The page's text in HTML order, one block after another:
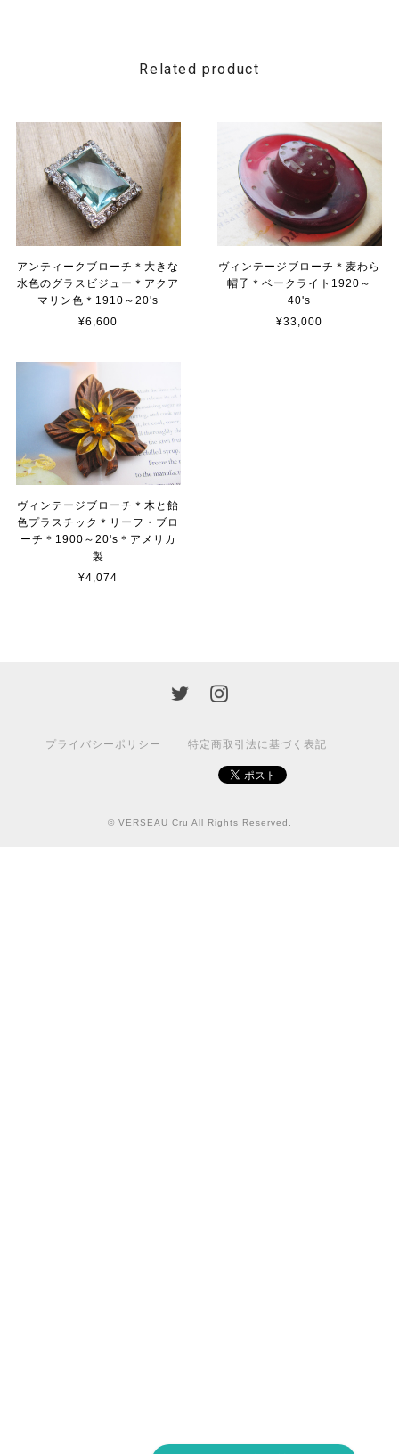
Related product
アンティークブローチ＊大きな
水色のグラスビジュー＊アクア
マリン色＊1910～20's
¥6,600
ヴィンテージブローチ＊麦わら
帽子＊ベークライト1920～
40's
¥33,000
ヴィンテージブローチ＊木と飴
色プラスチック＊リーフ・ブロ
ーチ＊1900～20's＊アメリカ
製
¥4,074
プライバシーポリシー 特定商取引法に基づく表記
© VERSEAU Cru All Rights Reserved.